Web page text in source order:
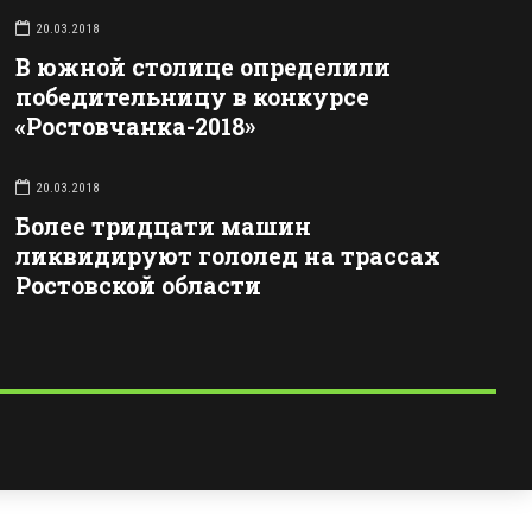
20.03.2018
В южной столице определили
победительницу в конкурсе
«Ростовчанка-2018»
20.03.2018
Более тридцати машин
ликвидируют гололед на трассах
Ростовской области